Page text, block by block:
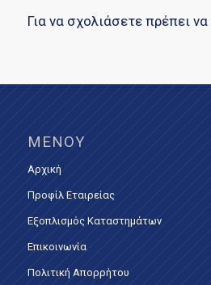
Για να σχολιάσετε πρέπει να
ΜΕΝΟΎ
Αρχική
Προφίλ Εταιρείας
Εξοπλισμός Καταστημάτων
Επικοινωνία
Πολιτική Απορρήτου